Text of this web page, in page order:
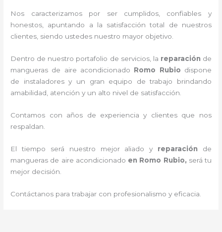
Nos caracterizamos por ser cumplidos, confiables y
honestos, apuntando a la satisfacción total de nuestros
clientes, siendo ustedes nuestro mayor objetivo.
Dentro de nuestro portafolio de servicios, la reparación de
mangueras de
aire acondicionado Romo Rubio dispone
de instaladores y un gran equipo de trabajo brindando
amabilidad, atención y un alto nivel de satisfacción.
Contamos con años de experiencia y clientes que nos
respaldan.
El tiempo será nuestro mejor aliado y reparación de
mangueras de aire acondicionado en Romo Rubio, será tu
mejor decisión.
Contáctanos para trabajar con profesionalismo y eficacia.